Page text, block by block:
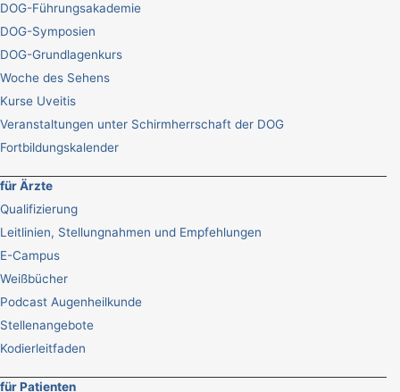
DOG-Führungsakademie
DOG-Symposien
DOG-Grundlagenkurs
Woche des Sehens
Kurse Uveitis
Veranstaltungen unter Schirmherrschaft der DOG
Fortbildungskalender
für Ärzte
Qualifizierung
Leitlinien, Stellungnahmen und Empfehlungen
E-Campus
Weißbücher
Podcast Augenheilkunde
Stellenangebote
Kodierleitfaden
für Patienten